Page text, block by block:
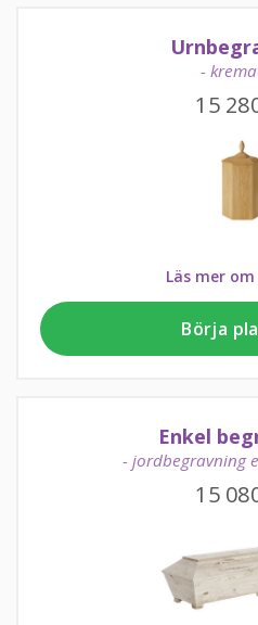
-
15
Läs mer
Börja
Enkel
- jordbegravning
15